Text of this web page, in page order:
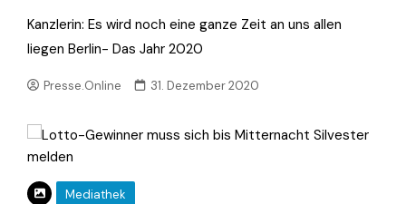
Kanzlerin: Es wird noch eine ganze Zeit an uns allen
liegen Berlin- Das Jahr 2020
Presse.Online 31. Dezember 2020
Mediathek